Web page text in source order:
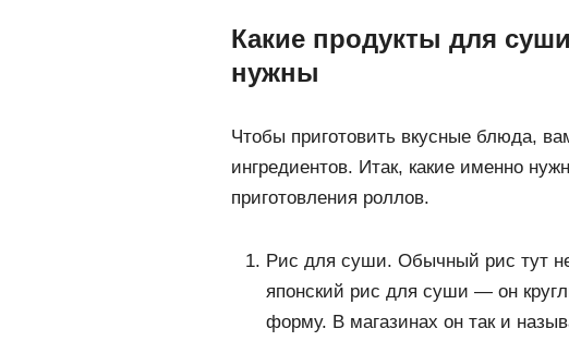
Какие продукты для
нужны
Чтобы приготовить вкусные блюда,
ингредиентов. Итак, какие именно
приготовления роллов.
Рис для суши. Обычный рис тут
японский рис для суши — он
форму. В магазинах он так и